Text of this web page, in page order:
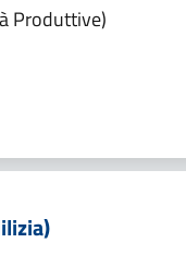
Produttive)